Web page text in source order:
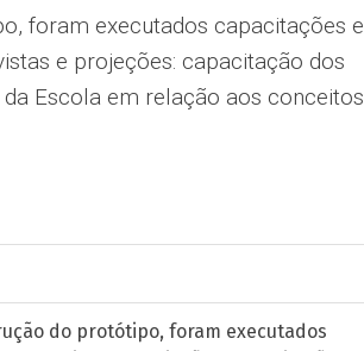
foram executados capacitações e
e projeções: capacitação dos
Escola em relação aos conceitos
do protótipo, foram executados